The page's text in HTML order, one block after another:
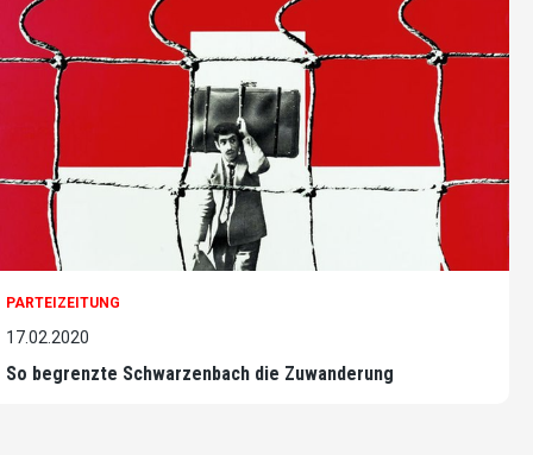
PARTEIZEITUNG
17.02.2020
So begrenzte Schwarzenbach die Zuwanderung